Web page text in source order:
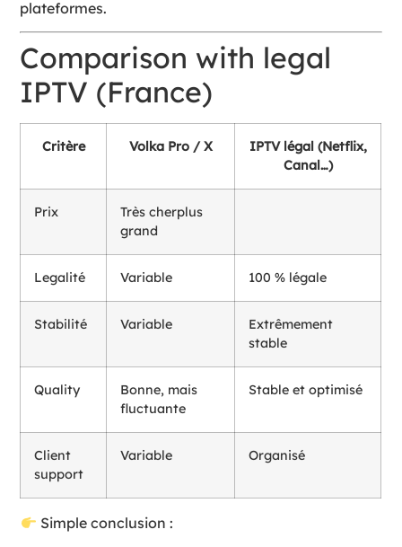
plateformes.
Comparison with legal
IPTV (France)
Critère Volka Pro / X
IPTV légal (Netflix,
Canal…)
Prix
Très cherplus
grand
Legalité Variable 100 % légale
Stabilité Variable
Extrêmement
stable
Quality
Bonne, mais
fluctuante
Stable et optimisé
Client
support
Variable Organisé
Simple conclusion :